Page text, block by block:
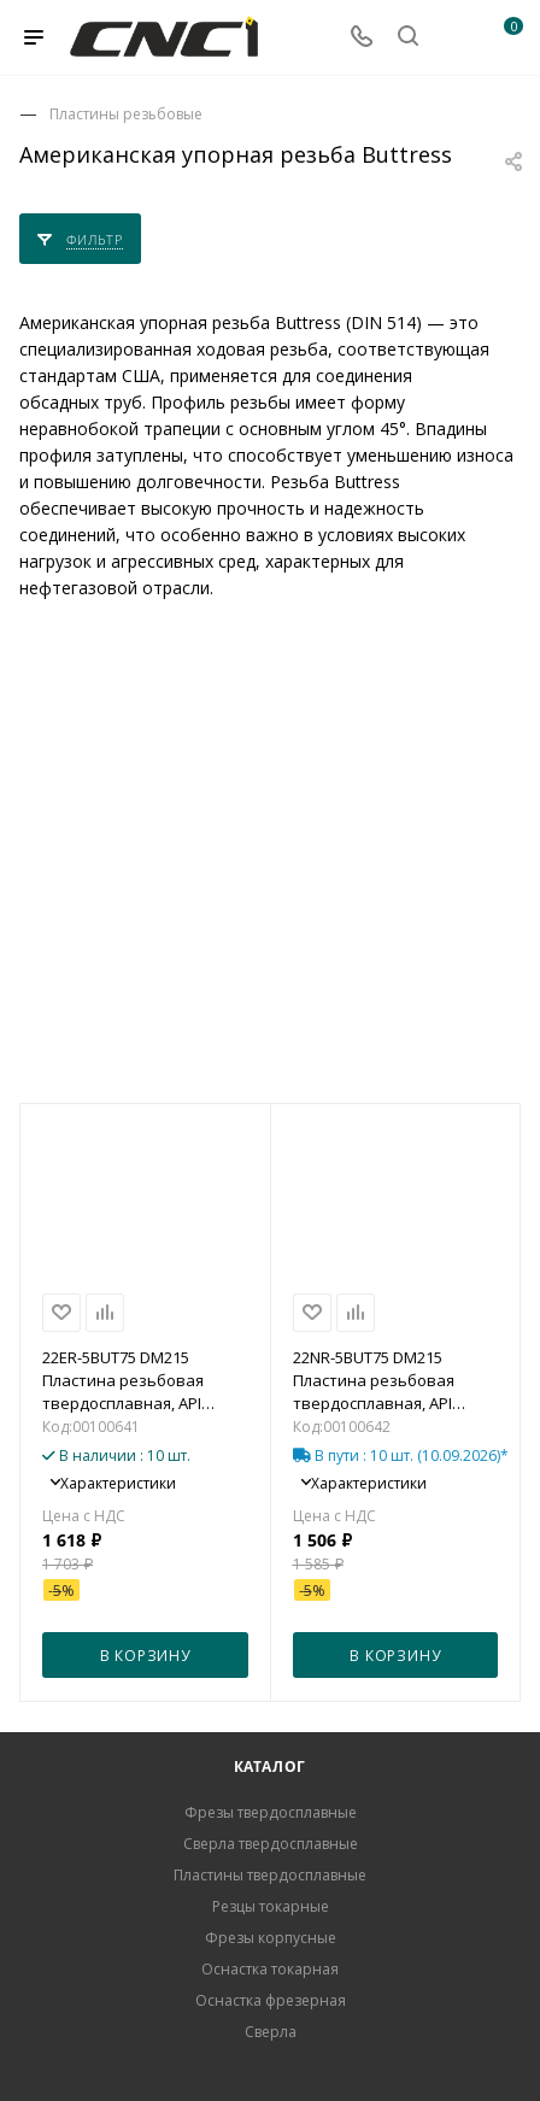
0
Американская упорная резьба Buttress
Пластины резьбовые
ФИЛЬТР
Американская упорная резьба Buttress (DIN 514) — это
специализированная ходовая резьба, соответствующая
стандартам США, применяется для соединения
обсадных труб. Профиль резьбы имеет форму
неравнобокой трапеции с основным углом 45°. Впадины
профиля затуплены, что способствует уменьшению износа
и повышению долговечности. Резьба Buttress
обеспечивает высокую прочность и надежность
соединений, что особенно важно в условиях высоких
нагрузок и агрессивных сред, характерных для
нефтегазовой отрасли.
22ER-5BUT75 DM215
Пластина резьбовая
твердосплавная, API
Buttress 5B
Код:00100641
В наличии : 10 шт.
Характеристики
1 618 ₽
1 703₽
-5%
В КОРЗИНУ
22NR-5BUT75 DM215
Пластина резьбовая
твердосплавная, API
Buttress 5B
Код:00100642
В пути : 10 шт. (10.09.2026)*
Характеристики
1 506₽
1 585₽
-5%
В КОРЗИНУ
КАТАЛОГ
Фрезы твердосплавные
Сверла твердосплавные
Пластины твердосплавные
Резцы токарные
Фрезы корпусные
Оснастка токарная
Оснастка фрезерная
Сверла